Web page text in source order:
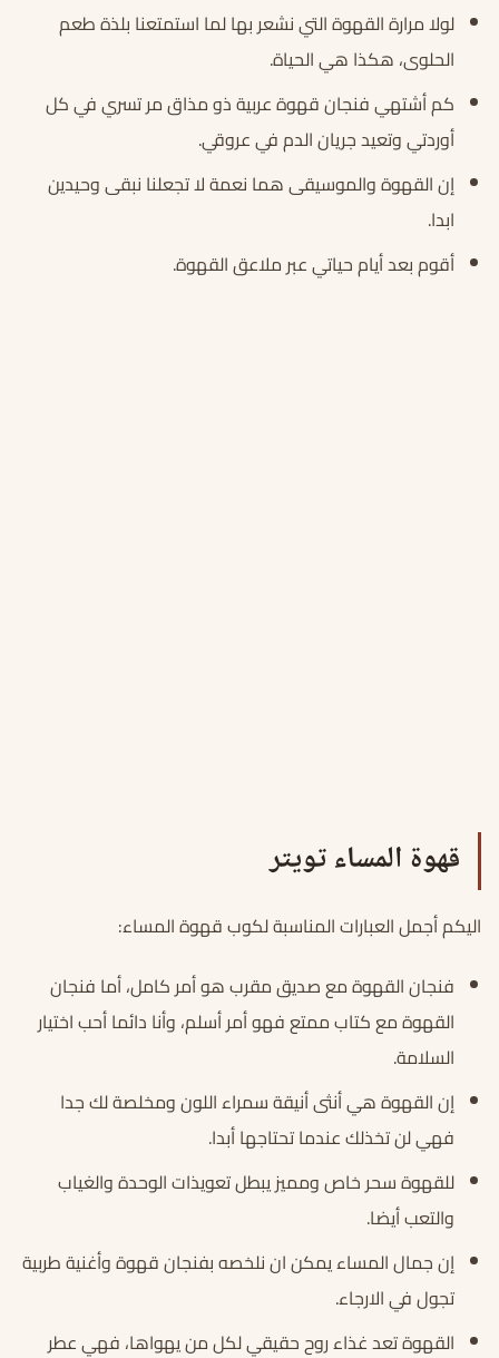
لولا مرارة القهوة التي نشعر بها لما استمتعنا بلذة طعم
الحلوى، هكذا هي الحياة.
كم أشتهي فنجان قهوة عربية ذو مذاق مر تسري في كل
أوردتي وتعيد جريان الدم في عروقي.
إن القهوة والموسيقى هما نعمة لا تجعلنا نبقى وحيدين
ابدا.
أقوم بعد أيام حياتي عبر ملاعق القهوة.
قهوة المساء تويتر
اليكم أجمل العبارات المناسبة لكوب قهوة المساء:
فنجان القهوة مع صديق مقرب هو أمر كامل، أما فنجان
القهوة مع كتاب ممتع فهو أمر أسلم، وأنا دائما أحب اختيار
السلامة.
إن القهوة هي أنثى أنيقة سمراء اللون ومخلصة لك جدا
فهي لن تخذلك عندما تحتاجها أبدا.
للقهوة سحر خاص ومميز يبطل تعويذات الوحدة والغياب
والتعب أيضا.
إن جمال المساء يمكن ان نلخصه بفنجان قهوة وأغنية طربية
تجول في الارجاء.
القهوة تعد غذاء روح حقيقي لكل من يهواها، فهي عطر